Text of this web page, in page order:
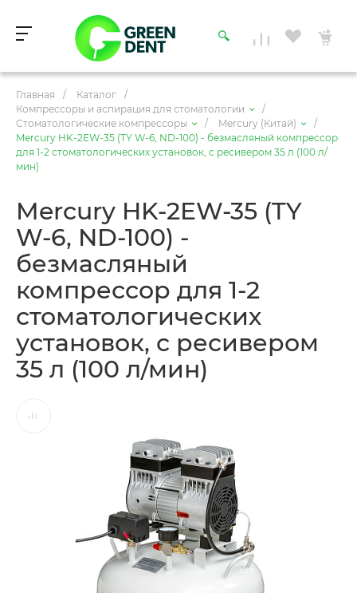
Главная / Каталог
/
Компрессоры и аспирация для стоматологии
/
Стоматологические компрессоры
/ Mercury (Китай)
/
Mercury HK-2EW-35 (TY W-6, ND-100) - безмасляный компрессор
для 1-2 стоматологических установок, с ресивером 35 л (100 л/
мин)
Mercury HK-2EW-35 (TY
W-6, ND-100) -
безмасляный
компрессор для 1-2
стоматологических
установок, с ресивером
35 л (100 л/мин)